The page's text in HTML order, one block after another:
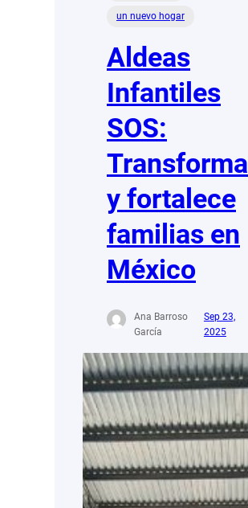
un nuevo hogar
Aldeas
Infantiles
SOS:
Transforma
y fortalece
familias en
México
Ana Barroso
García
Sep 23,
2025